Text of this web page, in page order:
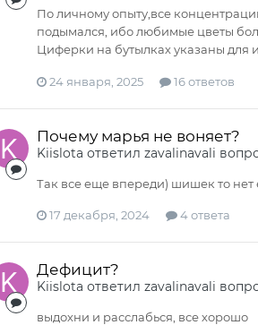
По личному опыту,все
подымался, ибо любимые цветы
Циферки на бутылках указаны для
24 января, 2025 16 ответов
Почему марья не воняет?
Kiislota ответил zavalinavali
Так все еще впереди) шишек то нет
17 декабря, 2024 4 ответа
Дефицит?
Kiislota ответил zavalinavali
выдохни и расслабься, все хорошо